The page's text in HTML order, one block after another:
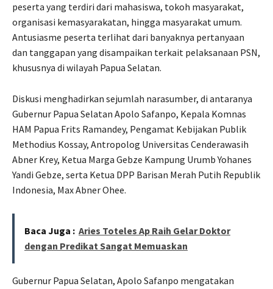
peserta yang terdiri dari mahasiswa, tokoh masyarakat,
organisasi kemasyarakatan, hingga masyarakat umum.
Antusiasme peserta terlihat dari banyaknya pertanyaan
dan tanggapan yang disampaikan terkait pelaksanaan PSN,
khususnya di wilayah Papua Selatan.
Diskusi menghadirkan sejumlah narasumber, di antaranya
Gubernur Papua Selatan Apolo Safanpo, Kepala Komnas
HAM Papua Frits Ramandey, Pengamat Kebijakan Publik
Methodius Kossay, Antropolog Universitas Cenderawasih
Abner Krey, Ketua Marga Gebze Kampung Urumb Yohanes
Yandi Gebze, serta Ketua DPP Barisan Merah Putih Republik
Indonesia, Max Abner Ohee.
Baca Juga : Aries Toteles Ap Raih Gelar Doktor
dengan Predikat Sangat Memuaskan
Gubernur Papua Selatan, Apolo Safanpo mengatakan